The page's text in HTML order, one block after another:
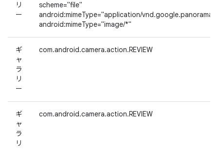
リ
ー
scheme="file"
android:mimeType="application/
android:mimeType="image/*"
ギ
ャ
ラ
リ
ー
com.android.camera.action.REVIEW
ギ
ャ
ラ
リ
com.android.camera.action.REVIEW